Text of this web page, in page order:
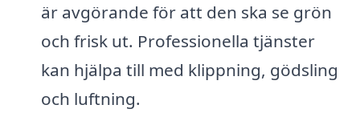
är avgörande för att den ska se grön
och frisk ut. Professionella tjänster
kan hjälpa till med klippning, gödsling
och luftning.